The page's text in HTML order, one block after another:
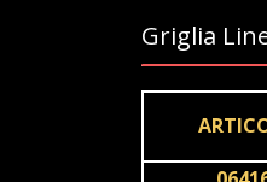
Griglia